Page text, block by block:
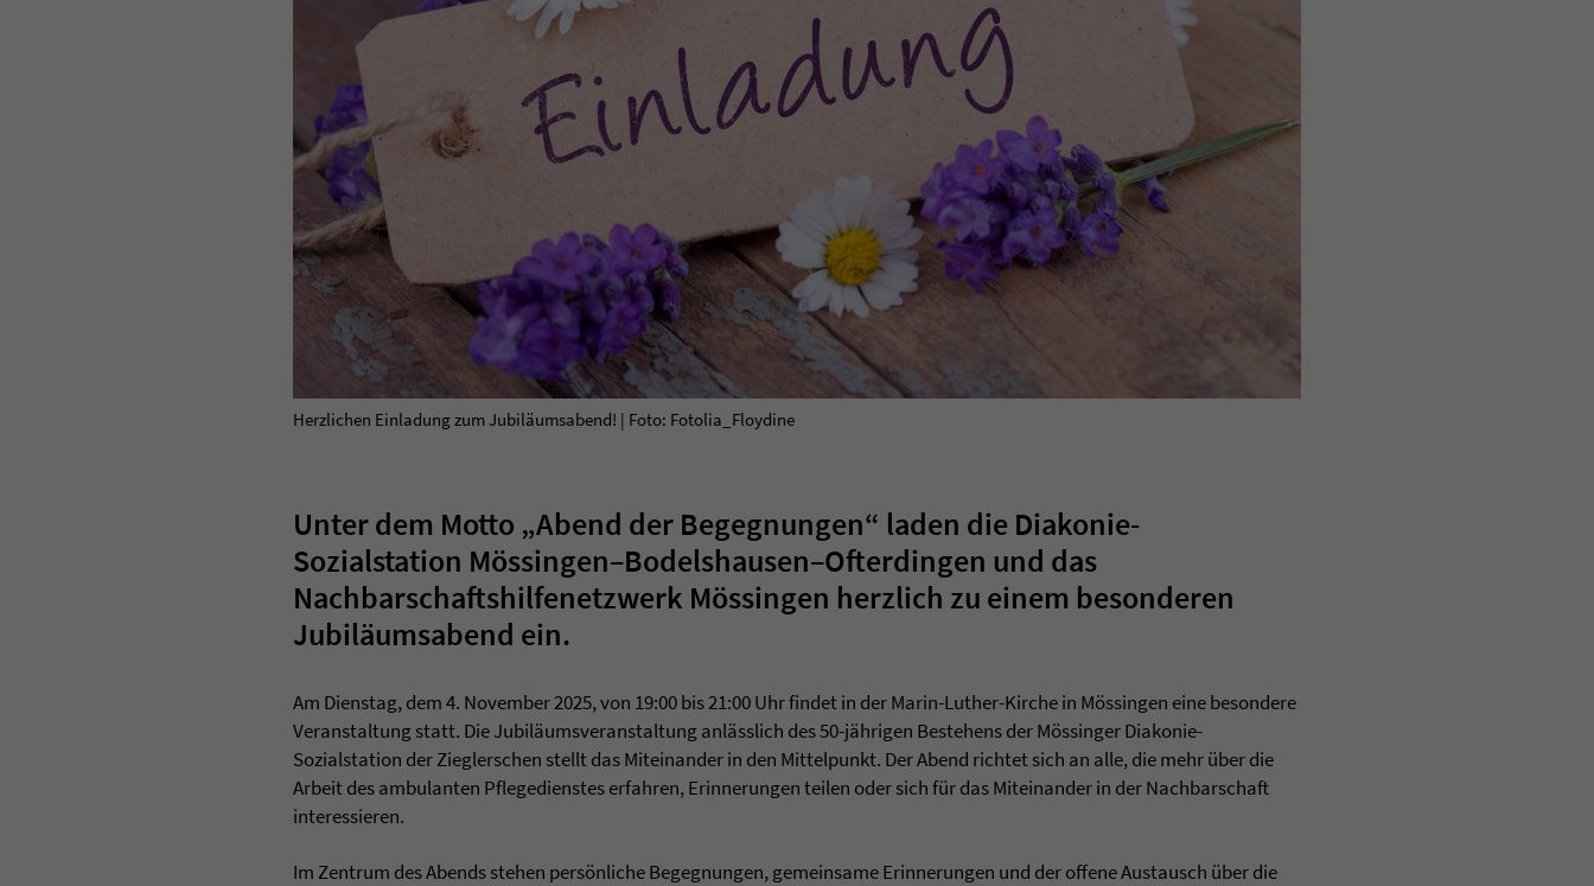
Herzlichen Einladung zum Jubiläumsabend! | Foto: Fotolia_Floydine
Unter dem Motto „Abend der Begegnungen“ laden die Diakonie-
Sozialstation Mössingen–Bodelshausen–Ofterdingen und das
Nachbarschaftshilfenetzwerk Mössingen herzlich zu einem besonderen
Jubiläumsabend ein.
Am Dienstag, dem 4. November 2025, von 19:00 bis 21:00 Uhr findet in der Marin-Luther-Kirche in Mössingen eine besondere
Veranstaltung statt. Die Jubiläumsveranstaltung anlässlich des 50-jährigen Bestehens der Mössinger Diakonie-
Sozialstation der Zieglerschen stellt das Miteinander in den Mittelpunkt. Der Abend richtet sich an alle, die mehr über die
Arbeit des ambulanten Pflegedienstes erfahren, Erinnerungen teilen oder sich für das Miteinander in der Nachbarschaft
interessieren.
Im Zentrum des Abends stehen persönliche Begegnungen, gemeinsame Erinnerungen und der offene Austausch über die